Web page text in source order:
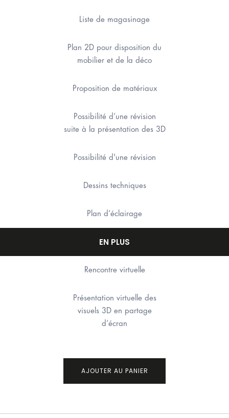
Liste de magasinage
Plan 2D pour disposition du
mobilier et de la déco
Proposition de matériaux
Possibilité d’une révision
suite à la présentation des 3D
Possibilité d'une révision
Dessins techniques
Plan d’éclairage
EN PLUS
Rencontre virtuelle
Présentation virtuelle des
visuels 3D en partage
d’écran